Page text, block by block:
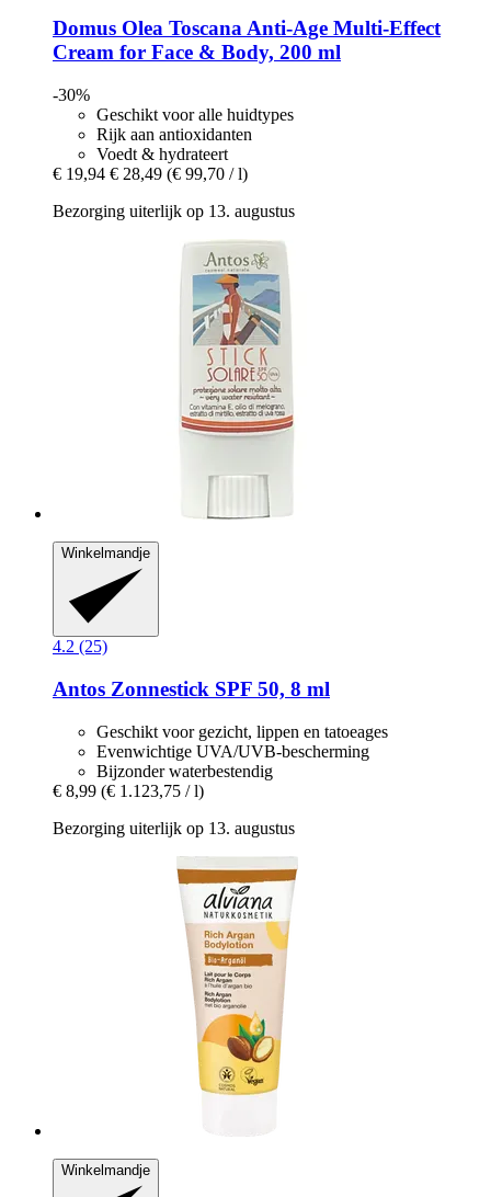
Domus Olea ToscanaAnti-​Age Multi-​Effect
Cream for Face & Body, 200 ml
-30%
Geschikt voor alle huidtypes
Rijk aan antioxidanten
Voedt & hydrateert
€ 19,94 € 28,49 (€ 99,70 / l)
Bezorging uiterlijk op 13. augustus
Winkelmandje
4.2 (25)
Antos Zonnestick SPF 50, 8 ml
Geschikt voor gezicht, lippen en tatoeages
Evenwichtige UVA/UVB-bescherming
Bijzonder waterbestendig
€ 8,99 (€ 1.123,75 / l)
Bezorging uiterlijk op 13. augustus
Winkelmandje